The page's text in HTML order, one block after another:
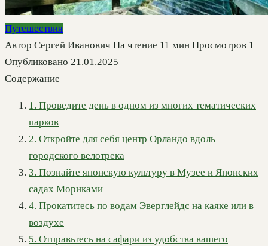
Путешествия
Автор Сергей Иванович На чтение 11 мин Просмотров 1
Опубликовано 21.01.2025
Содержание
1. Проведите день в одном из многих тематических
парков
2. Откройте для себя центр Орландо вдоль
городского велотрека
3. Познайте японскую культуру в Музее и Японских
садах Мориками
4. Прокатитесь по водам Эверглейдс на каяке или в
воздухе
5. Отправьтесь на сафари из удобства вашего